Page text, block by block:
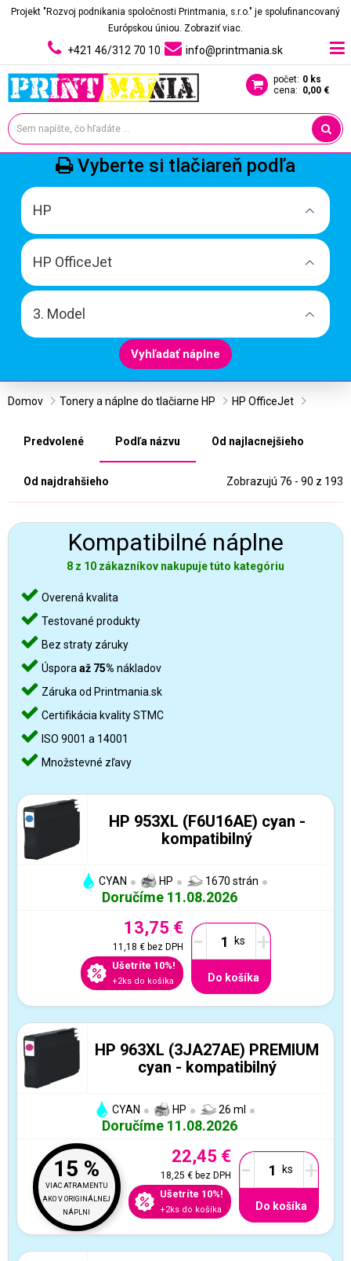
Projekt "Rozvoj podnikania spoločnosti Printmania, s.r.o." je spolufinancovaný
Európskou úniou. Zobraziť viac.
+421 46/312 70 10 info@printmania.sk
počet: 0 ks
cena: 0,00 €
Vyberte si tlačiareň podľa
HP
HP OfficeJet
3. Model
Vyhľadať náplne
Domov Tonery a náplne do tlačiarne HP HP OfficeJet
Predvolené Podľa názvu Od najlacnejšieho
Od najdrahšieho Zobrazujú 76 - 90 z 193
Kompatibilné náplne
8 z 10 zákazníkov nakupuje túto kategóriu
Overená kvalita
Testované produkty
Bez straty záruky
Úspora až 75% nákladov
Záruka od Printmania.sk
Certifikácia kvality STMC
ISO 9001 a 14001
Množstevné zľavy
HP 953XL (F6U16AE) cyan -
kompatibilný
CYAN HP 1670 strán
Doručíme 11.08.2026
13,75 €
11,18 €bez DPH
Ušetríte 10%!
+2ks do košíka
- +
Do košíka
HP 963XL (3JA27AE) PREMIUM
cyan - kompatibilný
CYAN HP 26 ml
Doručíme 11.08.2026
15 %
VIAC ATRAMENTU
AKO V ORIGINÁLNEJ
NÁPLNI
22,45 €
18,25 €bez DPH
Ušetríte 10%!
+2ks do košíka
- +
Do košíka